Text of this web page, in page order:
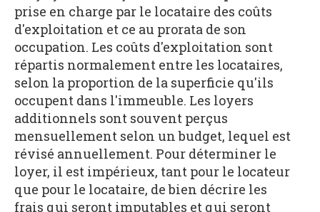
prise en charge par le locataire des coûts
d'exploitation et ce au prorata de son
occupation. Les coûts d'exploitation sont
répartis normalement entre les locataires,
selon la proportion de la superficie qu'ils
occupent dans l'immeuble. Les loyers
additionnels sont souvent perçus
mensuellement selon un budget, lequel est
révisé annuellement. Pour déterminer le
loyer, il est impérieux, tant pour le locateur
que pour le locataire, de bien décrire les
frais qui seront imputables et qui seront